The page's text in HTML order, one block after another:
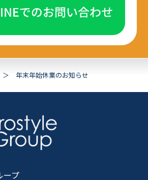
年末年始休業のお知らせ
ープ